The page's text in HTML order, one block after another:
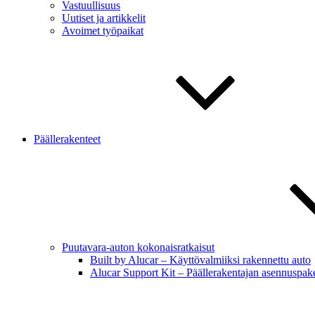
Vastuullisuus
Uutiset ja artikkelit
Avoimet työpaikat
Päällerakenteet
Puutavara-auton kokonaisratkaisut
Built by Alucar – Käyttövalmiiksi rakennettu auto
Alucar Support Kit – Päällerakentajan